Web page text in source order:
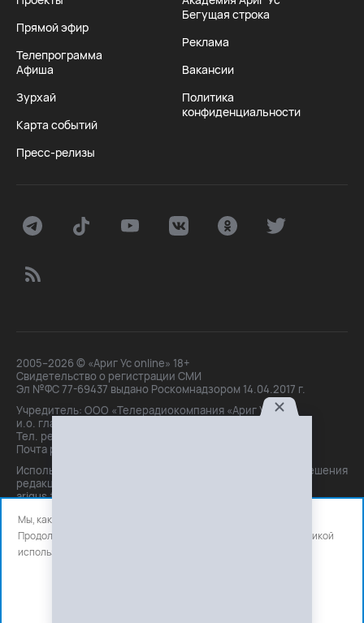
Прямой эфир
Телепрограмма
Афиша
Зурхай
Карта событий
Пресс-релизы
Бегущая строка
Реклама
Вакансии
Политика
конфиденциальности
2005–2026 © «Ариг Ус online» 18+
Свидетельство о регистрации СМИ
Эл №ФС 77-69437 выдано Роскомнадзором 14.04.2017 г.
Учредитель: ООО «Телерадиокомпания «Ариг Ус»,
и.о. главного редактора: Маханова О.Б.
Тел. peдakции: +7(3012)21-30-14,
Почта peдakции: editor@arigus.tv
Использование материалов только с письменного разрешения
редакции. При цитировании прямая активная ссылка на
arigus.tv обязательна.
Мы, как и все используем файлы cookie и сервисы аналитики.
Продолжая использовать сайт, вы соглашаетесь с нашей
политикой
использования